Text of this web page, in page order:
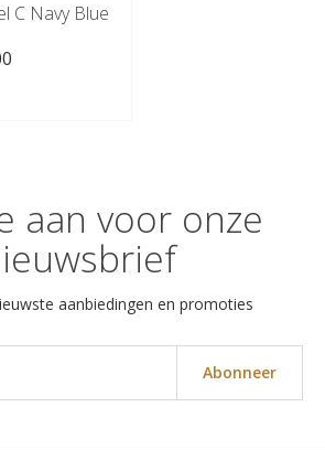
C Navy Blue
aan voor onze
aanbiedingen en promoties
Abonneer